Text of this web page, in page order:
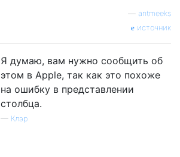
antmeeks
источник
Я думаю, вам нужно сообщить об
этом в Apple, так как это похоже
на ошибку в представлении
столбца.
— Клэр